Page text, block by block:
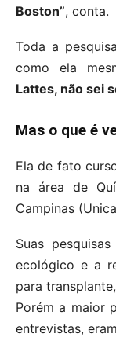
Boston”, conta.
Toda a
como ela
Lattes, não sei
Mas o que é
Ela de fato
na área de
Campinas
Suas
ecológico e a
para
Porém a maior
entrevistas,